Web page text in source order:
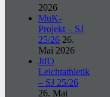
2026
MuK-
Projekt – SJ
25/26 26.
Mai 2026
JtfO
Leichtathletik
– SJ 25/26
26. Mai